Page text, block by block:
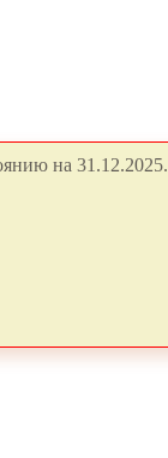
на 31.12.2025.